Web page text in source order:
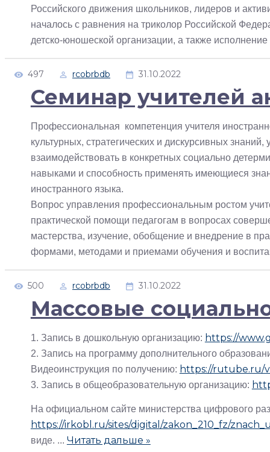
Российского движения школьников, лидеров и
началось с равнения на триколор Российской
детско-юношеской организации, а также
497 rcobrbdb 31.10.2022
Семинар учителей
Профессиональная компетенция учителя
культурных, стратегических и дискурсивных
взаимодействовать в конкретных социально
навыками и способность применять имеющиеся
иностранного языка.
Вопрос управления профессиональным ростом
практической помощи педагогам в вопросах
мастерства, изучение, обобщение и внедрение в
формами, методами и приемами обучения и
500 rcobrbdb 31.10.2022
Массовые
1. Запись в дошкольную организацию: https://
2. Запись на программу дополнительного
Видеоинструкция по получению: https://rutube.ru/
3. Запись в общеобразовательную организацию:
На официальном сайте министерства цифрового
https://irkobl.ru/sites/digital/zakon_210_fz/
виде. ... Читать дальше »